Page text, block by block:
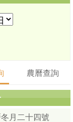
農曆查詢
月二十四號